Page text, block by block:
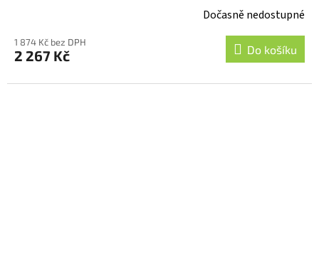
Dočasně nedostupné
1 874 Kč bez DPH
2 267 Kč Do košíku